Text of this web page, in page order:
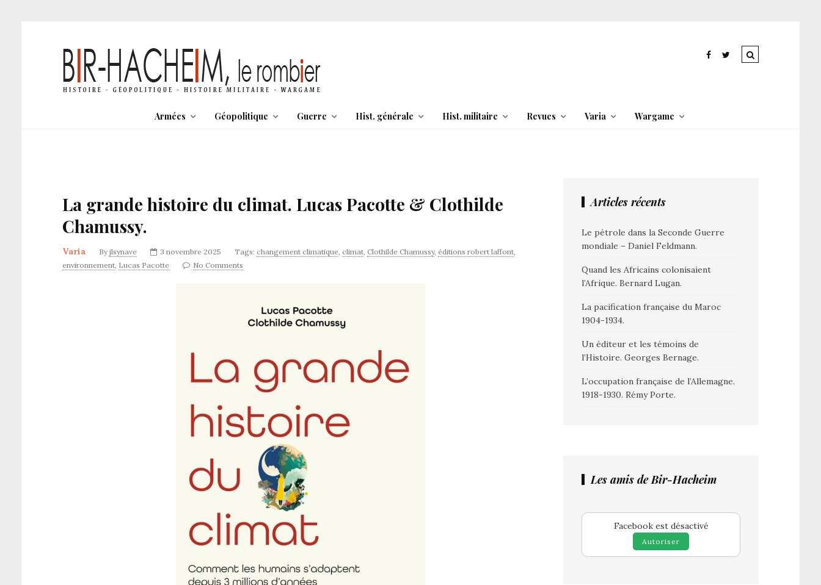
Armées Géopolitique Guerre Hist. générale Hist. militaire Revues Varia Wargame
La grande histoire du climat. Lucas Pacotte & Clothilde
Chamussy.
Varia By jlsynave 3 novembre 2025 Tags: changement climatique, climat, Clothilde Chamussy, éditions robert laffont,
environnement, Lucas Pacotte No Comments
Articles récents
Le pétrole dans la Seconde Guerre
mondiale – Daniel Feldmann.
Quand les Africains colonisaient
l’Afrique. Bernard Lugan.
La pacification française du Maroc
1904-1934.
Un éditeur et les témoins de
l’Histoire. Georges Bernage.
L’occupation française de l’Allemagne.
1918-1930. Rémy Porte.
Les amis de Bir-Hacheim
Facebook est désactivé
Autoriser